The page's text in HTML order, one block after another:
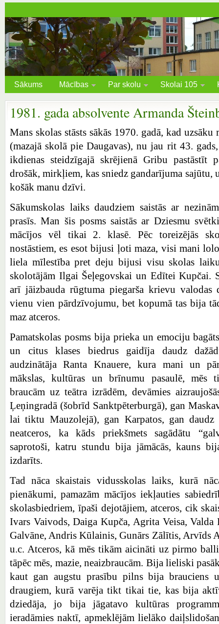
Sākums Mācības Par skolu Skolai 105
1981. gada absolvente Armanda
Mans skolas stāsts sākās 1970. gadā, kad
(mazajā skolā pie Daugavas), nu jau rit 43.
ikdienas steidzīgajā skrējienā Gribu pastāstīt
drošāk, mirkļiem, kas sniedz gandarījuma sajūtu,
košāk manu dzīvi.
Sākumskolas laiks daudziem saistās ar
prasīs. Man šis posms saistās ar Dziesmu
mācījos vēl tikai 2. klasē. Pēc toreizējās
nostāstiem, es esot bijusi ļoti maza, visi mani
liela mīlestība pret deju bijusi visu skolas
skolotājām Ilgai Šeļegovskai un Edītei Kupčai.
arī jāizbauda rūgtuma piegarša krievu valodas
vienu vien pārdzīvojumu, bet kopumā tas bija
maz atceros.
Pamatskolas posms bija prieka un emociju
un citus klases biedrus gaidīja daudz
audzinātāja Ranta Knauere, kura mani un
mākslas, kultūras un brīnumu pasaulē, mēs
braucām uz teātra izrādēm, devāmies
Ļeņingradā (šobrīd Sanktpēterburgā), gan
lai tiktu Mauzolejā), gan Karpatos, gan
neatceros, ka kāds priekšmets sagādātu
saprotoši, katru stundu bija jāmācās, kauns
izdarīts.
Tad nāca skaistais vidusskolas laiks, kurā
pienākumi, pamazām mācījos iekļauties
skolasbiedriem, īpaši dejotājiem, atceros, cik
Ivars Vaivods, Daiga Kupča, Agrita Veisa,
Galvāne, Andris Kūlainis, Gunārs Zālītis, Arvīds
u.c. Atceros, kā mēs tikām aicināti uz pirmo
tāpēc mēs, mazie, neaizbraucām. Bija lieliski
kaut gan augstu prasību pilns bija brauciens
draugiem, kurā varēja tikt tikai tie, kas bija
dziedāja, jo bija jāgatavo kultūras
ieradāmies naktī, apmeklējām lielāko